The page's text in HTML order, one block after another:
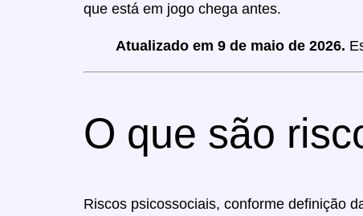
que está em jogo chega antes.
Atualizado em 9 de maio de 2026.
O que são
Riscos psicossociais, conforme definição